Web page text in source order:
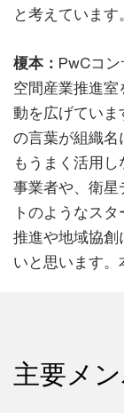
と考えています。
榎本： PwCコン
空間産業推進
動を広げていま
の言葉が組織名
もうまく活用
事業者や、衛星
トのようなス
推進や地域協創
いと思います。
主要メ